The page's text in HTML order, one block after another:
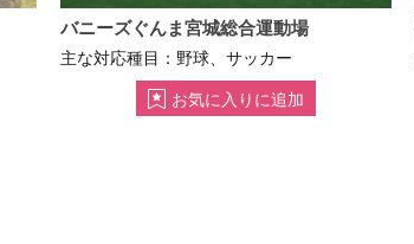
バニーズぐんま宮城総合運動場
主な対応種目：野球、サッカー